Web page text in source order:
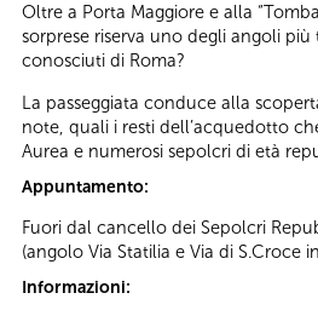
Oltre a Porta Maggiore e alla
sorprese riserva uno degli angoli
conosciuti di Roma?
La passeggiata conduce alla
note, quali i resti dell’acquedotto
Aurea e numerosi sepolcri di età
Appuntamento:
Fuori dal cancello dei Sepolcri
(angolo Via Statilia e Via di S.Croce
Informazioni: